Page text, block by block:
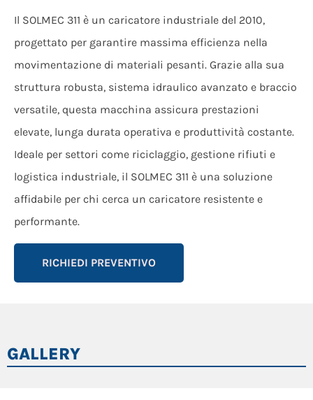
Il SOLMEC 311 è un caricatore industriale del 2010,
progettato per garantire massima efficienza nella
movimentazione di materiali pesanti. Grazie alla sua
struttura robusta, sistema idraulico avanzato e braccio
versatile, questa macchina assicura prestazioni
elevate, lunga durata operativa e produttività costante.
Ideale per settori come riciclaggio, gestione rifiuti e
logistica industriale, il SOLMEC 311 è una soluzione
affidabile per chi cerca un caricatore resistente e
performante.
RICHIEDI PREVENTIVO
GALLERY